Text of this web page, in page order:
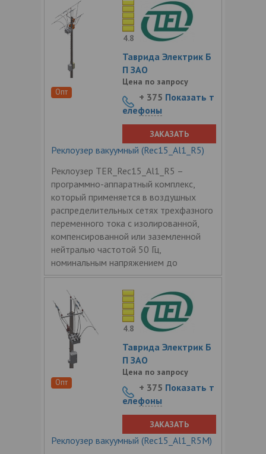
Опт
Реклоузер вакуумный (Rec15_Al1_R5)
Реклоузер TER_Rec15_Al1_R5 –
программно-аппаратный комплекс,
который применяется в воздушных
распределительных сетях трехфазного
переменного тока с изолированной,
компенсированной или заземленной
нейтралью частотой 50 Гц,
номинальным напряжением до
4.8
Таврида Электрик Б
П ЗАО
Цена по запросу
+ 375 Показать т
елефоны
ЗАКАЗАТЬ
Опт
Реклоузер вакуумный (Rec15_Al1_R5M)
4.8
Таврида Электрик Б
П ЗАО
Цена по запросу
+ 375 Показать т
елефоны
ЗАКАЗАТЬ